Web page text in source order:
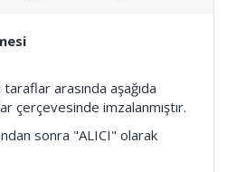
arasında aşağıda
çerçevesinde imzalanmıştır.
sonra "ALICI" olarak